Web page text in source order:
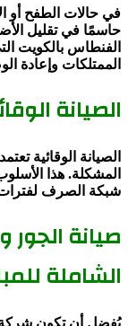
في حالات الطفح أو
حاسمًا في تقليل
الفنطاس بالكويت
الممتلكات وإعادة
الصيانة
الصيانة الوقائية
المشكلة. هذا
شبكة الصرف
صيانة الجور
الشاملة
يُفضل أن تكون شركة